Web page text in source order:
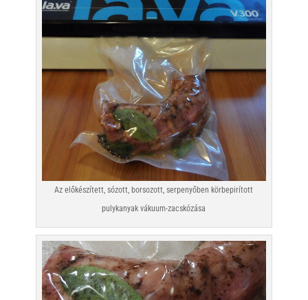
Az előkészített, sózott, borsozott, serpenyőben körbepirított
pulykanyak vákuum-zacskózása